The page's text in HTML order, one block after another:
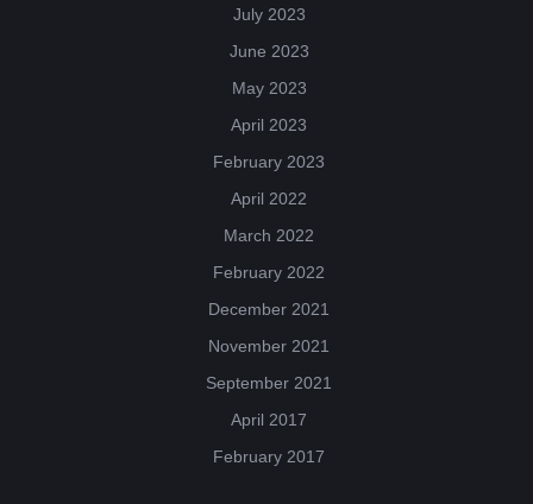
July 2023
June 2023
May 2023
April 2023
February 2023
April 2022
March 2022
February 2022
December 2021
November 2021
September 2021
April 2017
February 2017